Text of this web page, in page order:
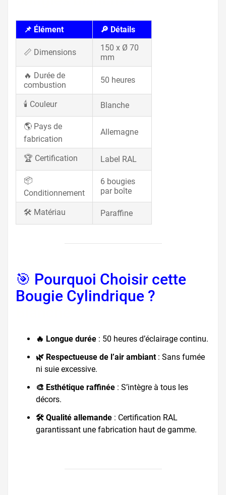
📌 Élément 🔎 Détails
📏 Dimensions
150 x Ø 70
mm
🔥 Durée de
combustion
50 heures
🕯️ Couleur Blanche
🌎 Pays de
fabrication
Allemagne
🏆 Certification Label RAL
📦
Conditionnement
6 bougies
par boîte
🛠️ Matériau Paraffine
🎯 Pourquoi Choisir cette
Bougie Cylindrique ?
🔥 Longue durée : 50 heures d’éclairage continu.
🌿 Respectueuse de l’air ambiant: Sans fumée
ni suie excessive.
🎨 Esthétique raffinée : S’intègre à tous les
décors.
🛠️ Qualité allemande : Certification RAL
garantissant une fabrication haut de gamme.